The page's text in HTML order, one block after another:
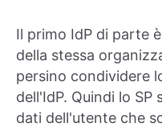
Il primo IdP di parte
della stessa
persino condividere
dell'IdP. Quindi lo
dati dell'utente che